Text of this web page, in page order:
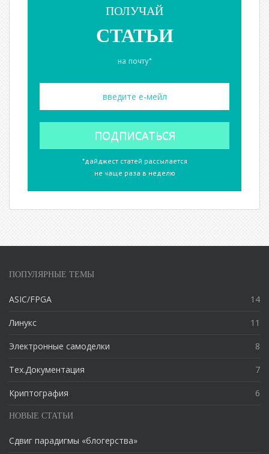
ПОЛУЧАЙ
СТАТЬИ
на почту*
*дайджест статей рассылается
не чаще раза в неделю
ПОПУЛЯРНЫЕ ТЕМЫ
ASIC/FPGA 14
Линукс 11
Электронные самоделки 8
Тех.Документация 7
Криптография 6
НОВЫЕ СТАТЬИ
Сдвиг парадигмы «блогерства»